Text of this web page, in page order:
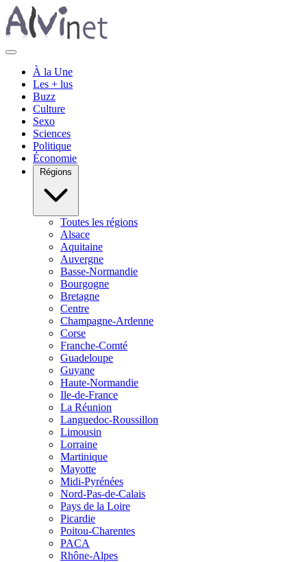
À la Une
Les + lus
Buzz
Culture
Sexo
Sciences
Politique
Économie
Régions
Toutes les régions
Alsace
Aquitaine
Auvergne
Basse-Normandie
Bourgogne
Bretagne
Centre
Champagne-Ardenne
Corse
Franche-Comté
Guadeloupe
Guyane
Haute-Normandie
Ile-de-France
La Réunion
Languedoc-Roussillon
Limousin
Lorraine
Martinique
Mayotte
Midi-Pyrénées
Nord-Pas-de-Calais
Pays de la Loire
Picardie
Poitou-Charentes
PACA
Rhône-Alpes